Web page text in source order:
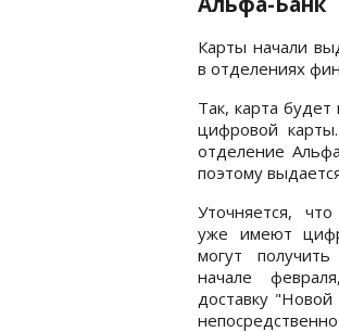
Карты начали
в отделениях
Так, карта
цифровой
отделение
поэтому
Уточняется,
уже имеют
могут
начале
доставку